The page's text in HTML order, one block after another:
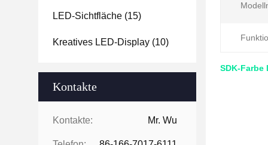
LED-Sichtfläche (15)
Kreatives LED-Display (10)
Kontakte
Kontakte: Mr. Wu
SDK-